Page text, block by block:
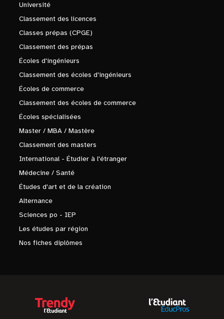
Université
Classement des licences
Classes prépas (CPGE)
Classement des prépas
Écoles d'ingénieurs
Classement des écoles d'ingénieurs
Écoles de commerce
Classement des écoles de commerce
Écoles spécialisées
Master / MBA / Mastère
Classement des masters
International - Étudier à l'étranger
Médecine / Santé
Études d'art et de la création
Alternance
Sciences po - IEP
Les études par région
Nos fiches diplômes